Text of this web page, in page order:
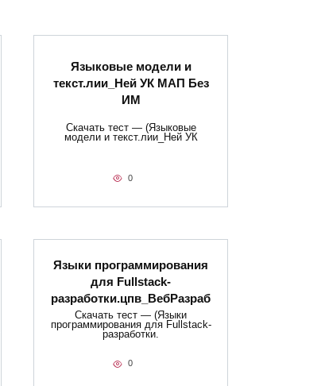
Языковые модели и
текст.лии_Ней УК МАП Без
ИМ
Скачать тест — (Языковые
модели и текст.лии_Ней УК
0
Языки программирования
для Fullstack-
разработки.цпв_ВебРазраб
Скачать тест — (Языки
программирования для Fullstack-
разработки.
0